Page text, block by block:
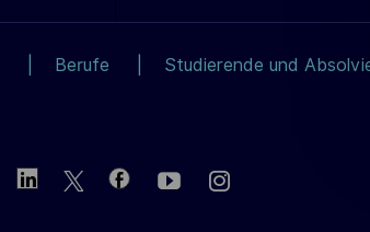
Berufe Studierende und